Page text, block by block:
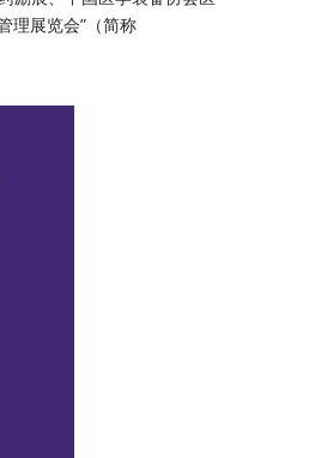
理展览会”（简称